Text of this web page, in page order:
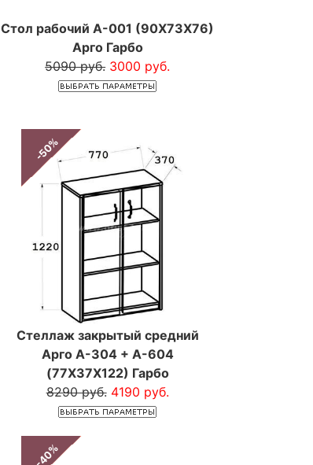
Стол рабочий А-001 (90Х73Х76)
Арго Гарбо
5090 руб. 3000 руб.
-50%
Стеллаж закрытый средний
Арго А-304 + А-604
(77Х37Х122) Гарбо
8290 руб. 4190 руб.
-40%